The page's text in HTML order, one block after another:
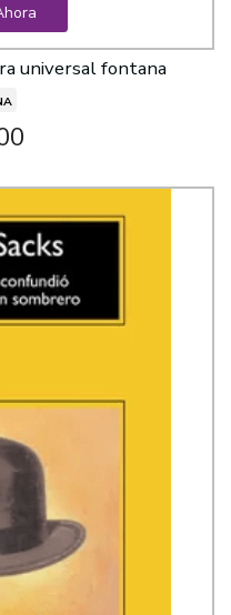
universal fontana